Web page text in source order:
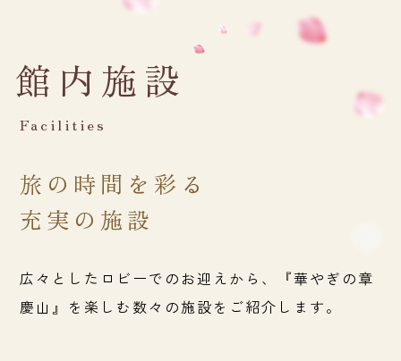
館内施設
Facilities
旅の時間を彩る
充実の施設
広々としたロビーでのお迎えから、
『華やぎの章
慶山』を楽しむ 数々の施設をご紹介します。